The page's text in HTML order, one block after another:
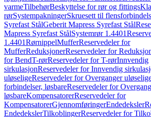
varmeTilbehørBeskyttelse for rør og fittings
rørSystempakningerSkruesett til
Syrefast StålGeberit Mapress Syrefast Stål
Mapress Syrefast StålSystemrør 1.4401
1.4401RørnippelMufferReservedeler for
MufferReduksjonerReservedeler for
for BendT-rørReservedeler for T-rørInnvendig
sirkulasjonReservedeler for Innvendig
uløseligeReservedeler for Overganger
forbindelser, løsbareReservedeler for
løsbareKompensatorerReservedeler for
KompensatorerGjennomføringerEndedeksler
EndedekslerTilkoblingerReservedeler for